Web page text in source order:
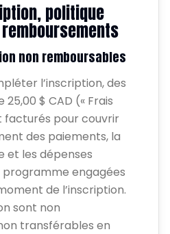
politique
non remboursables
l’inscription, des
$ CAD (« Frais
facturés pour couvrir
des paiements, la
et les dépenses
programme engagées
de l’inscription.
sont non
transférables en